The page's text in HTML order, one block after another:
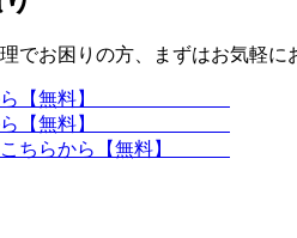
でお困りの方、まずはお気軽に
らから【無料】
らから【無料】
こちらから【無料】